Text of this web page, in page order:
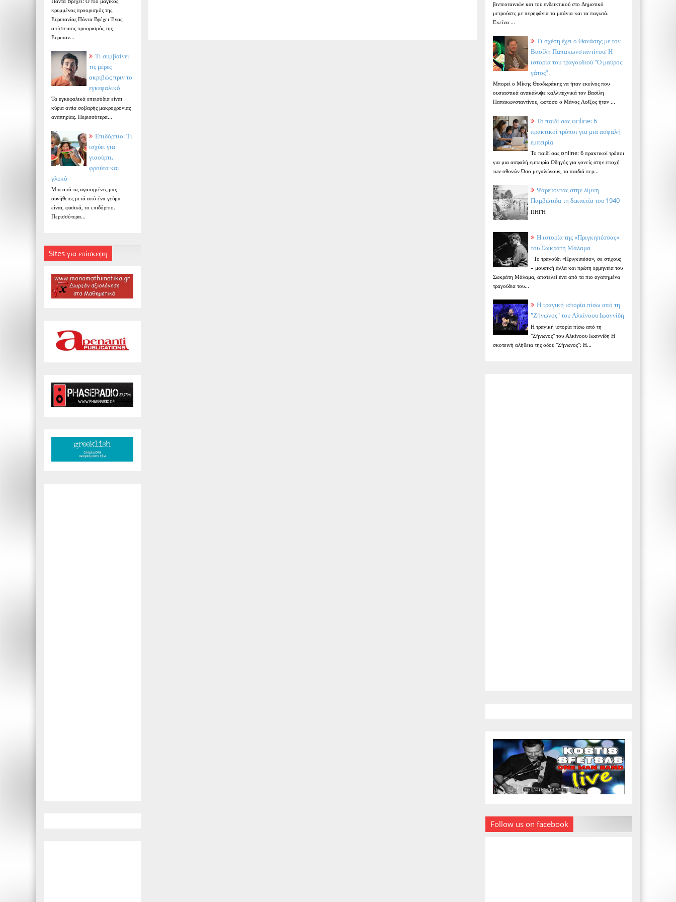
κρυμμένος προορισμός της
Ευρυτανίας Πάντα Βρέχει Ένας
απίστευτος προορισμός της
Ευρυταν...
Τι συμβαίνει
τις μέρες
ακριβώς πριν το
εγκεφαλικό
Τα εγκεφαλικά επεισόδια είναι
κύρια αιτία σοβαρής μακροχρόνιας
αναπηρίας. Περισσότερα...
Επιδόρπιο: Τι
ισχύει για
γιαούρτι,
φρούτα και
γλυκό
Μια από τις αγαπημένες μας
συνήθειες μετά από ένα γεύμα
είναι, φυσικά, το επιδόρπιο.
Περισσότερα...
Sites για επίσκεψη
βιντεοταινιών και του ενδεικτικού στο Δημοτικό
μετρούσες με περηφάνια τα μπάνια και τα παγωτά.
Εκείνα ...
Τι σχέση έχει ο Θανάσης με τον
Βασίλη Παπακωνσταντίνου; Η
ιστορία του τραγουδιού “Ο μαύρος
γάτος”.
Μπορεί ο Μίκης Θεοδωράκης να ήταν εκείνος που
ουσιαστικά ανακάλυψε καλλιτεχνικά τον Βασίλη
Παπακωνσταντίνου, ωστόσο ο Μάνος Λοΐζος ήταν ...
Το παιδί σας online: 6
πρακτικοί τρόποι για μια ασφαλή
εμπειρία
Το παιδί σας online: 6 πρακτικοί τρόποι
για μια ασφαλή εμπειρία Οδηγός για γονείς στην εποχή
των οθονών Όσο μεγαλώνουν, τα παιδιά περ...
Ψαρεύοντας στην λίμνη
Παμβώτιδα τη δεκαετία του 1940
ΠΗΓΗ
Η ιστορία της «Πριγκηπέσσας»
του Σωκράτη Μάλαμα
Το τραγούδι «Πριγκιπέσα», σε στίχους
– μουσική άλλα και πρώτη ερμηνεία του
Σωκράτη Μάλαμα, αποτελεί ένα από τα πιο αγαπημένα
τραγούδια του...
Η τραγική ιστορία πίσω από τη
"Ζήνωνος" του Αλκίνοου Ιωαννίδη
Η τραγική ιστορία πίσω από τη
"Ζήνωνος" του Αλκίνοου Ιωαννίδη Η
σκοτεινή αλήθεια της οδού "Ζήνωνος": Η...
Follow us on facebook